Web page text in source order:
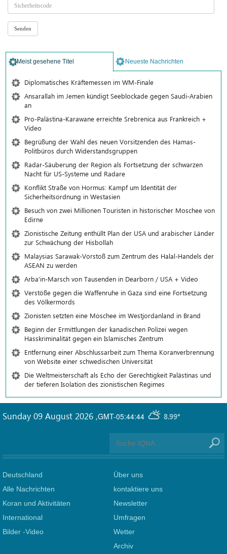
Meist gesehene Titel Neueste Nachrichten
Diplomatisches Kräftemessen im WM-Finale
Ansarallah im Jemen kündigt Seeblockade gegen Saudi-Arabien
an
Pro-Palästina-Karawane erreichte Srebrenica aus Frankreich +
Video
Begrüßung der Wahl des neuen Vorsitzenden des Hamas-
Politbüros durch Widerstandsgruppen
Radar-Säuberung der Region als Fortsetzung der schwarzen
Nacht für US-Systeme und Radare
Konflikt Straße von Hormus: Kampf um Identität der
Sicherheitsordnung in Westasien
Besuch von zwei Millionen Touristen in historischer Moschee von
Edirne
Zionistische Zeitung enthüllt Plan der USA und arabischer Länder
zur Schwächung der Hisbollah
Malaysias Sarawak-Vorstoß zum Zentrum des Halal-Handels der
ASEAN zu werden
Arba'in-Marsch von Tausenden in Dearborn / USA + Video
Verstöße gegen die Waffenruhe in Gaza sind eine Fortsetzung
des Völkermords
Zionisten setzten eine Moschee im Westjordanland in Brand
Beginn der Ermittlungen der kanadischen Polizei wegen
Hasskriminalität gegen ein Islamisches Zentrum
Entfernung einer Abschlussarbeit zum Thema Koranverbrennung
von Website einer schwedischen Universität
Die Weltmeisterschaft als Echo der Gerechtigkeit Palästinas und
der tieferen Isolation des zionistischen Regimes
GMT-05:44:44 8.99°
Sunday 09 August 2026 ,
Deutschland
Alle Nachrichten
Koran und Aktivitäten
International
Bilder -Video
Über uns
kontaktiere uns
Newsletter
Umfragen
Wetter
Archiv